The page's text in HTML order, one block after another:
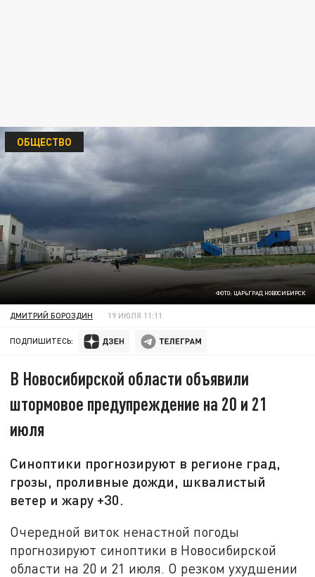
ФОТО: ЦАРЬГРАД НОВОСИБИРСК
ОБЩЕСТВО
ДМИТРИЙ БОРОЗДИН 19 ИЮЛЯ 11:11
ПОДПИШИТЕСЬ:
В Новосибирской области объявили
штормовое предупреждение на 20 и 21
июля
Синоптики прогнозируют в регионе град,
грозы, проливные дожди, шквалистый
ветер и жару +30.
Очередной виток ненастной погоды
прогнозируют синоптики в Новосибирской
области на 20 и 21 июля. О резком ухудшении